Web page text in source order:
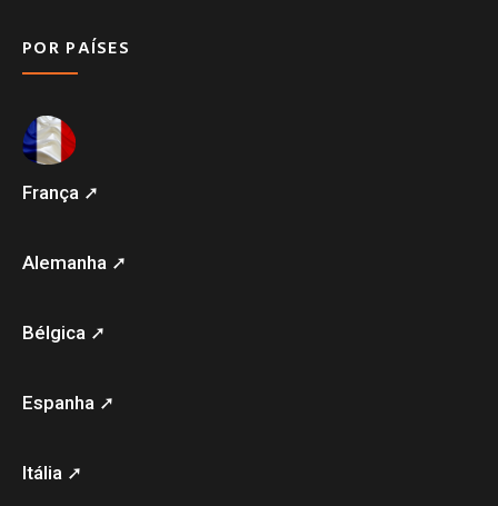
POR PAÍSES
França ➚
Alemanha ➚
Bélgica ➚
Espanha ➚
Itália ➚